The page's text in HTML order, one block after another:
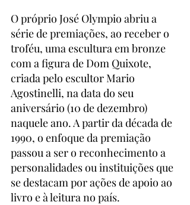
O próprio José Olympio abriu a
série de premiações, ao receber o
troféu, uma escultura em bronze
com a figura de Dom Quixote,
criada pelo escultor Mario
Agostinelli, na data do seu
aniversário (10 de dezembro)
naquele ano. A partir da década de
1990, o enfoque da premiação
passou a ser o reconhecimento a
personalidades ou instituições que
se destacam por ações de apoio ao
livro e à leitura no país.